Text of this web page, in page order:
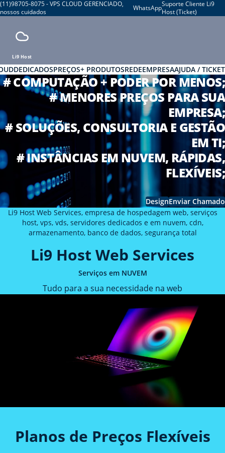
(11)98705-8075 - VPS CLOUD GERENCIADO,
nossos cuidados
WhatsAppSuporte Cliente Li9
Host (Ticket)
Li9 Host
DEDICADOSPREÇOS+ PRODUTOSREDEEMPRESAAJUDA / TICKET
# COMPUTAÇÃO + PODER POR MENOS;
# MENORES PREÇOS PARA SUA
EMPRESA;
# SOLUÇÕES, CONSULTORIA E GESTÃO
EM TI;
# INSTÂNCIAS EM NUVEM, RÁPIDAS,
FLEXÍVEIS;
DesignEnviar Chamado
Li9 Host Web Services, empresa de hospedagem web, serviços
host, vps, vds, servidores dedicados e em nuvem, cdn,
armazenamento, banco de dados, segurança total
Li9 Host Web Services
Serviços em NUVEM
Tudo para a sua necessidade na web
Planos de Preços Flexíveis